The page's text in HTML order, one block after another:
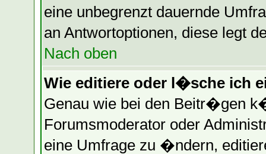
eine unbegrenzt dauernde
an Antwortoptionen, diese legt
Nach oben
Wie editiere oder l�sche ich
Genau wie bei den Beitr�gen
Forumsmoderator oder
eine Umfrage zu �ndern,